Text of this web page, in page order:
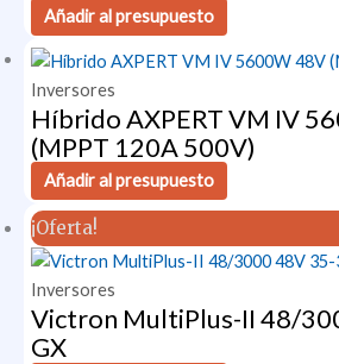
Añadir al presupuesto
Inversores
Híbrido AXPERT VM IV
(MPPT 120A 500V)
Añadir al presupuesto
¡Oferta!
Inversores
Victron MultiPlus-II 48/
GX